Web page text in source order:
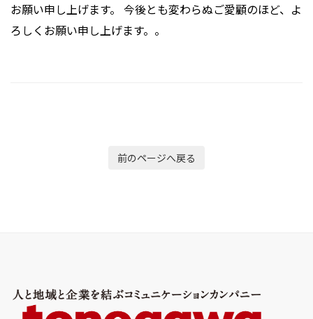
お願い申し上げます。 今後とも変わらぬご愛顧のほど、よ
ろしくお願い申し上げます。。
前のページへ戻る